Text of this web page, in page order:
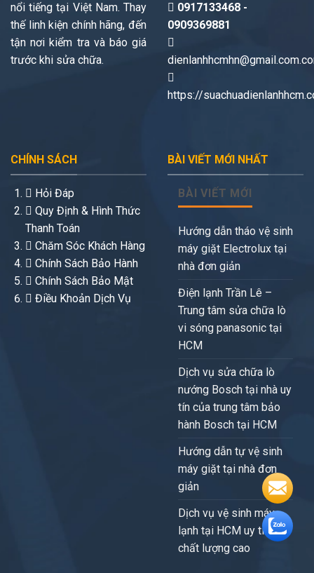
nổi tiếng tại Việt Nam. Thay
thế linh kiện chính hãng, đến
tận nơi kiểm tra và báo giá
trước khi sửa chữa.
0917133468 -
0909369881
https://
CHÍNH SÁCH
Hỏi Đáp
Quy Định & Hình Thức
Thanh Toán
Chăm Sóc Khách Hàng
Chính Sách Bảo Hành
Chính Sách Bảo Mật
Điều Khoản Dịch Vụ
BÀI VIẾT MỚI NHẤT
BÀI VIẾT MỚI
Hướng dẫn tháo vệ sinh
máy giặt Electrolux tại
nhà đơn giản
Điện lạnh Trần Lê –
Trung tâm sửa chữa lò
vi sóng panasonic tại
HCM
Dịch vụ sửa chữa lò
nướng Bosch tại nhà uy
tín của trung tâm bảo
hành Bosch tại HCM
Hướng dẫn tự vệ sinh
máy giặt tại nhà đơn
giản
Dịch vụ vệ sinh máy
lạnh tại HCM uy tín,
chất lượng cao